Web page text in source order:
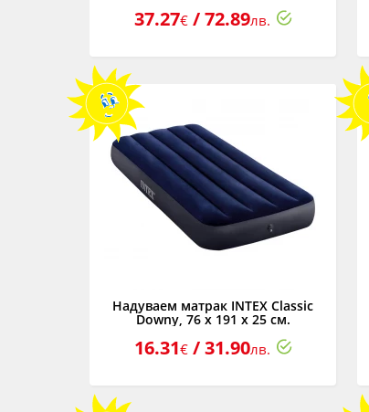
37.27€/ 72.89лв.
Надуваем матрак INTEX Classic
Downy, 76 х 191 х 25 см.
16.31€/ 31.90лв.